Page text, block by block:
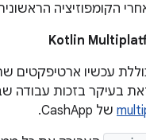
הקומפוזיציה
של CashApp.